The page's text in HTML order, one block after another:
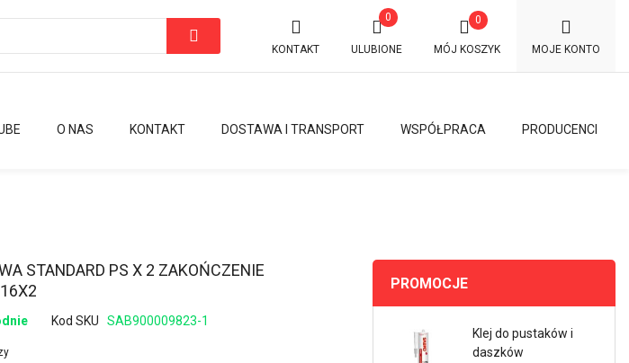
KONTAKT
0
ULUBIONE MÓJ KOSZYK
0
MOJE KONTO
PRODUCENCI
WSPÓŁPRACA
DOSTAWA I TRANSPORT
KONTAKT
O NAS
STANDARD PS X 2 ZAKOŃCZENIE
Kod SKU SAB900009823-1
PROMOCJE
Klej do pustaków i
daszków